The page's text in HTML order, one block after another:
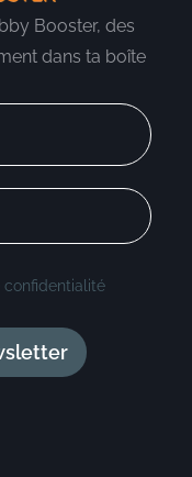
Booster, des
dans ta boîte
confidentialité